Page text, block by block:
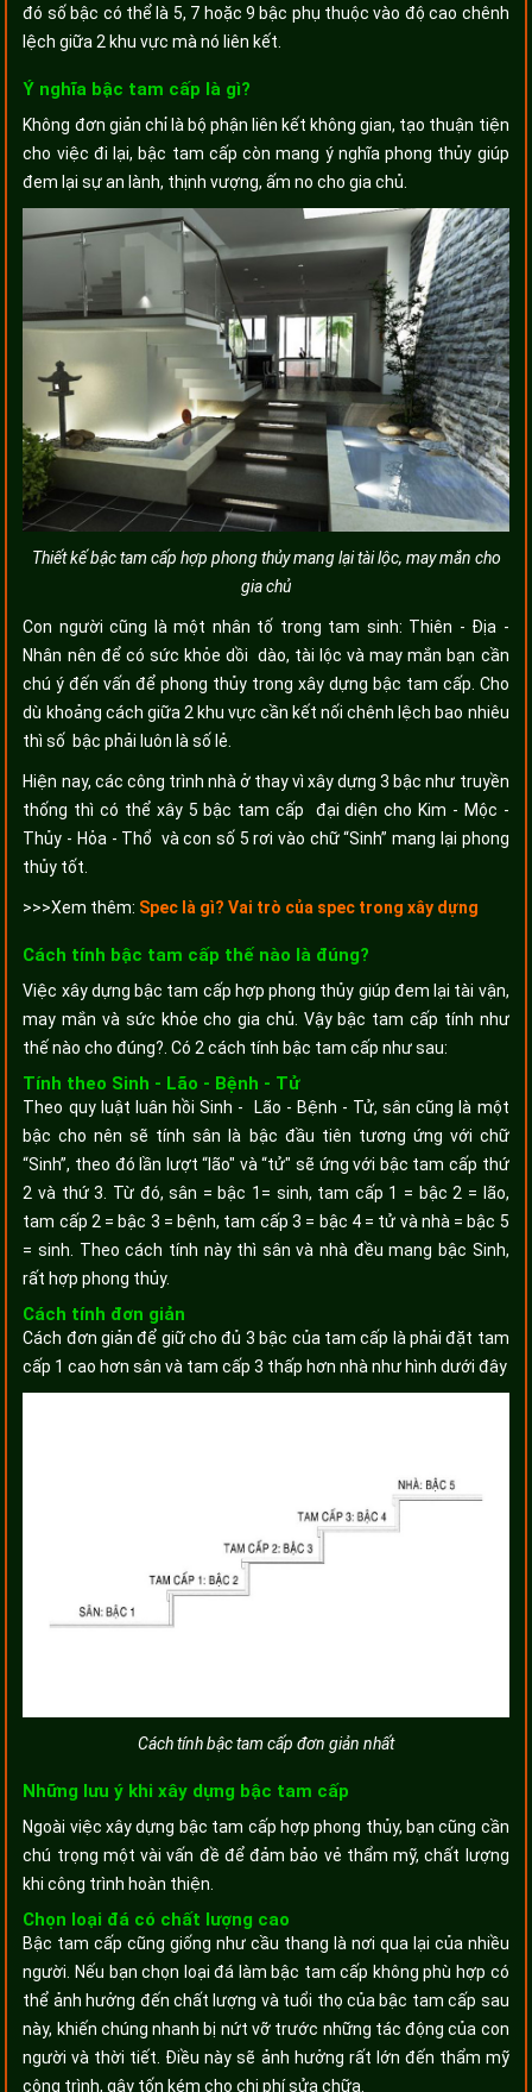
đó số bậc có thể là 5, 7 hoặc 9 bậc phụ thuộc vào độ cao chênh
lệch giữa 2 khu vực mà nó liên kết.
Ý nghĩa bậc tam cấp là gì?
Không đơn giản chỉ là bộ phận liên kết không gian, tạo thuận tiện
cho việc đi lại, bậc tam cấp còn mang ý nghĩa phong thủy giúp
đem lại sự an lành, thịnh vượng, ấm no cho gia chủ.
Thiết kế bậc tam cấp hợp phong thủy mang lại tài lộc, may mắn cho
gia chủ
Con người cũng là một nhân tố trong tam sinh: Thiên - Địa -
Nhân nên để có sức khỏe dồi dào, tài lộc và may mắn bạn cần
chú ý đến vấn để phong thủy trong xây dựng bậc tam cấp. Cho
dù khoảng cách giữa 2 khu vực cần kết nối chênh lệch bao nhiêu
thì số bậc phải luôn là số lẻ.
Hiện nay, các công trình nhà ở thay vì xây dựng 3 bậc như truyền
thống thì có thể xây 5 bậc tam cấp đại diện cho Kim - Mộc -
Thủy - Hỏa - Thổ và con số 5 rơi vào chữ “Sinh” mang lại phong
thủy tốt.
>>>Xem thêm: Spec là gì? Vai trò của spec trong xây dựng
Cách tính bậc tam cấp thế nào là đúng?
Việc xây dựng bậc tam cấp hợp phong thủy giúp đem lại tài vận,
may mắn và sức khỏe cho gia chủ. Vậy bậc tam cấp tính như
thế nào cho đúng?. Có 2 cách tính bậc tam cấp như sau:
Tính theo Sinh - Lão - Bệnh - Tử
Theo quy luật luân hồi Sinh - Lão - Bệnh - Tử, sân cũng là một
bậc cho nên sẽ tính sân là bậc đầu tiên tương ứng với chữ
“Sinh”, theo đó lần lượt “lão" và “tử" sẽ ứng với bậc tam cấp thứ
2 và thứ 3. Từ đó, sân = bậc 1= sinh, tam cấp 1 = bậc 2 = lão,
tam cấp 2 = bậc 3 = bệnh, tam cấp 3 = bậc 4 = tử và nhà = bậc 5
= sinh. Theo cách tính này thì sân và nhà đều mang bậc Sinh,
rất hợp phong thủy.
Cách tính đơn giản
Cách đơn giản để giữ cho đủ 3 bậc của tam cấp là phải đặt tam
cấp 1 cao hơn sân và tam cấp 3 thấp hơn nhà như hình dưới đây
Cách tính bậc tam cấp đơn giản nhất
Những lưu ý khi xây dựng bậc tam cấp
Ngoài việc xây dựng bậc tam cấp hợp phong thủy, bạn cũng cần
chú trọng một vài vấn đề để đảm bảo vẻ thẩm mỹ, chất lượng
khi công trình hoàn thiện.
Chọn loại đá có chất lượng cao
Bậc tam cấp cũng giống như cầu thang là nơi qua lại của nhiều
người. Nếu bạn chọn loại đá làm bậc tam cấp không phù hợp có
thể ảnh hưởng đến chất lượng và tuổi thọ của bậc tam cấp sau
này, khiến chúng nhanh bị nứt vỡ trước những tác động của con
người và thời tiết. Điều này sẽ ảnh hưởng rất lớn đến thẩm mỹ
công trình, gây tốn kém cho chi phí sửa chữa.